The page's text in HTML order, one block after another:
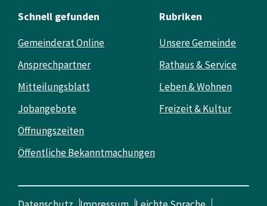
Schnell gefunden
Gemeinderat Online
Ansprechpartner
Mitteilungsblatt
Jobangebote
Öffnungszeiten
Öffentliche Bekanntmachungen
Rubriken
Unsere Gemeinde
Rathaus & Service
Leben & Wohnen
Freizeit & Kultur